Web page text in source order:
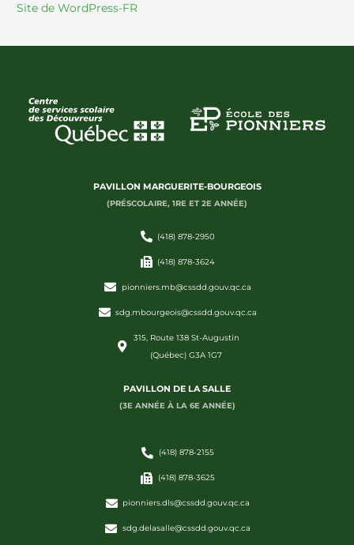
Site de WordPress-FR
PAVILLON MARGUERITE-BOURGEOIS
(PRÉSCOLAIRE, 1RE ET 2E ANNÉE)
(418) 878-2950
(418) 878-3624
pionniers.mb@cssdd.gouv.qc.ca
sdg.mbourgeois@cssdd.gouv.qc.ca
315, Route 138 St-Augustin
(Québec) G3A 1G7
PAVILLON DE LA SALLE
(3E ANNÉE À LA 6E ANNÉE)
(418) 878-2155
(418) 878-3625
pionniers.dls@cssdd.gouv.qc.ca
sdg.delasalle@cssdd.gouv.qc.ca